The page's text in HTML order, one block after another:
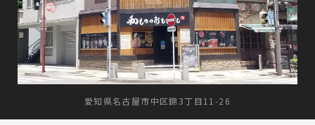
愛知県名古屋市中区錦3丁目11-26